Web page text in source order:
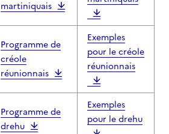
martiniquais
Programme de
créole
réunionnais
Exemples
pour le créole
réunionnais
Programme de
drehu
Exemples
pour le drehu